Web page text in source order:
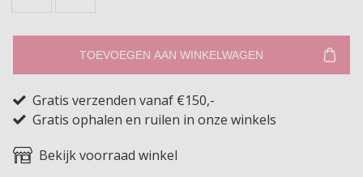
TOEVOEGEN AAN WINKELWAGEN
Gratis verzenden vanaf €150,-
Gratis ophalen en ruilen in onze winkels
Bekijk voorraad winkel